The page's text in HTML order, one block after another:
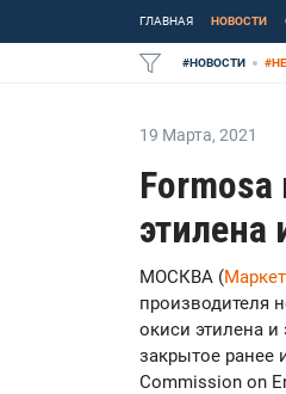
ГЛАВНАЯ НОВОСТИ
#НОВОСТИ #
19 Марта, 2021
Formosa
этилена
МОСКВА (
производителя
окиси этилена
закрытое ранее
Commission on